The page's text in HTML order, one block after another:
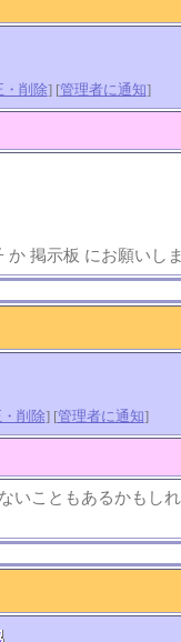
・削除] [管理者に通知]
か 掲示板 にお願いし
削除] [管理者に通知]
いこともあるかもし